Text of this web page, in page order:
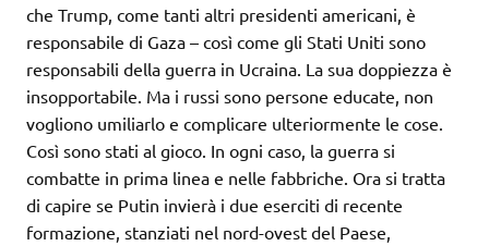
che Trump, come tanti altri presidenti americani, è
responsabile di Gaza – così come gli Stati Uniti sono
responsabili della guerra in Ucraina. La sua doppiezza è
insopportabile. Ma i russi sono persone educate, non
vogliono umiliarlo e complicare ulteriormente le cose.
Così sono stati al gioco. In ogni caso, la guerra si
combatte in prima linea e nelle fabbriche. Ora si tratta
di capire se Putin invierà i due eserciti di recente
formazione, stanziati nel nord-ovest del Paese,